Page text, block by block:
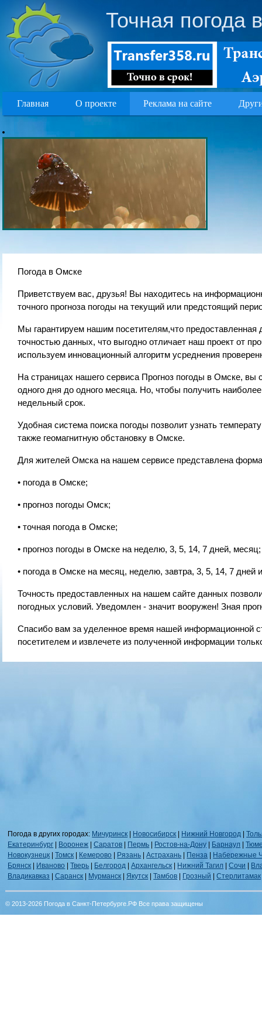
Точная погода
Главная О проекте Реклама на сайте
Погода в Омске
Приветствуем вас, друзья! Вы находитесь на
точного прогноза погоды на текущий или предстоящий
Мы гарантируем нашим посетителям,что
точностью данных, что выгодно отличает наш проект от
используем инновационный алгоритм усреднения
На страницах нашего сервиса Прогноз погоды в Омске, вы
одного дня до одного месяца. Но, чтобы получить
недельный срок.
Удобная система поиска погоды позволит узнать
также геомагнитную обстановку в Омске.
Для жителей Омска на нашем сервисе представлена
• погода в Омске;
• прогноз погоды Омск;
• точная погода в Омске;
• прогноз погоды в Омске на неделю, 3, 5, 14, 7 дней, месяц;
• погода в Омске на месяц, неделю, завтра, 3, 5, 14, 7 дней
Точность предоставленных на нашем сайте данных
погодных условий. Уведомлен - значит вооружен! Зная
Спасибо вам за уделенное время нашей информационной
посетителем и извлечете из полученной информации
Погода в других городах: Мичуринск | Новосибирск | Нижний Новгород |
Екатеринбург | Воронеж |Саратов | Пермь | Ростов-на-Дону | Барнаул |
Новокузнецк |Томск | Кемерово | Рязань |Астрахань | Пенза | Набережные
Брянск | Иваново |Тверь | Белгород |Архангельск | Нижний Тагил |Сочи |
Владикавказ |Саранск | Мурманск | Якутск |Тамбов | Грозный |Стерлитамак
© 2013-2026 Погода в Санкт-Петербурге.РФ Все права защищены